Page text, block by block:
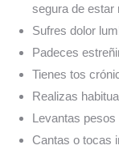
segura de estar
Sufres dolor
Padeces
Tienes tos
Realizas
Levantas
Cantas o tocas